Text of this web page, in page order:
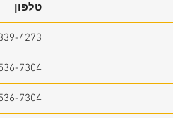
טלפון
4273
7304
7304